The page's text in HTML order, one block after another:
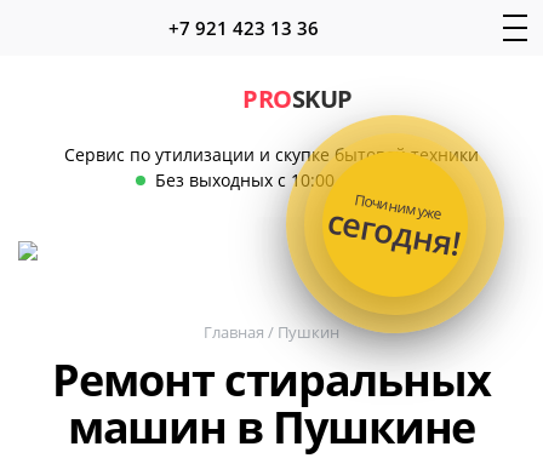
PROSKUP
Сервис по утилизации и скупке бытовой техники
Без выходных с 10:00 до 22:00
+7 921 423 13 36
Починим уже
сегодня!
Главная / Пушкин
Ремонт стиральных
машин в Пушкине